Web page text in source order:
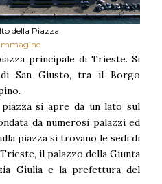
della Piazza
principale di Trieste. Si
San Giusto, tra il Borgo
si apre da un lato sul
da numerosi palazzi ed
piazza si trovano le sedi di
il palazzo della Giunta
Giulia e la prefettura del